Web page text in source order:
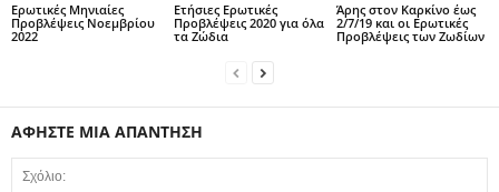
Ερωτικές Μηνιαίες
Προβλέψεις Νοεμβρίου
2022
Ετήσιες Ερωτικές
Προβλέψεις 2020 για όλα
τα Ζώδια
Άρης στον Καρκίνο έως
2/7/19 και οι Ερωτικές
Προβλέψεις των Ζωδίων
ΑΦΗΣΤΕ ΜΙΑ ΑΠΑΝΤΗΣΗ